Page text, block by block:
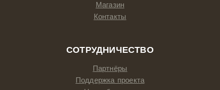
Магазин
Контакты
СОТРУДНИЧЕСТВО
Партнёры
Поддержка проекта